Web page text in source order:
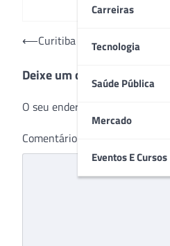
Carreiras
Tecnologia
Saúde Pública
Mercado
Eventos E Cursos
Navegação
Post
⟵Curitiba ganha novo
Deixe um comentário
O seu endereço de e-mail não
Comentário